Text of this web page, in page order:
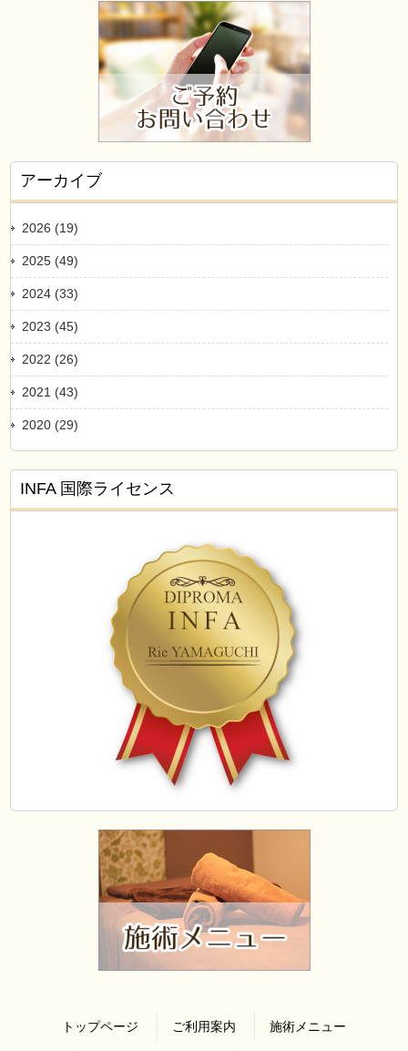
アーカイブ
2026 (19)
2025 (49)
2024 (33)
2023 (45)
2022 (26)
2021 (43)
2020 (29)
INFA 国際ライセンス
トップページ ご利用案内 施術メニュー